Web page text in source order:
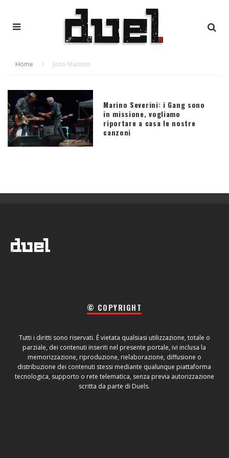
Home Jono Manson
Marino Severini: i Gang sono
in missione, vogliamo
riportare a casa le nostre
canzoni
© COPYRIGHT
Tutti i diritti sono riservati. È vietata qualsiasi utilizzazione, totale o
parziale, dei contenuti inseriti nel presente portale, ivi inclusa la
memorizzazione, riproduzione, rielaborazione, diffusione o
distribuzione dei contenuti stessi mediante qualunque piattaforma
tecnologica, supporto o rete telematica, senza previa autorizzazione
scritta da parte di Duels.